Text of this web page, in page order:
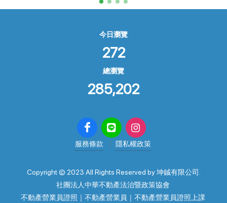
今日瀏覽
272
總瀏覽
285,202
服務條款 隱私權政策
Copyright © 2023 All Rights Reserved by 坤鋮有限公司.
社團法人中華不動產法治暨政策協會
不動產營業員證照｜不動產營業員｜不動產營業員證照上課